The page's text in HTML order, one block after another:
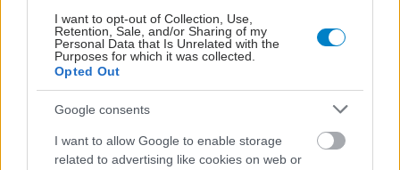
I want to opt-out of Collection, Use,
Retention, Sale, and/or Sharing of my
Personal Data that Is Unrelated with the
Purposes for which it was collected.
Opted Out
Google consents
I want to allow Google to enable storage
related to advertising like cookies on web or